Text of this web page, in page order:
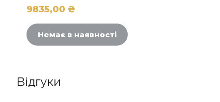
9835,00 ₴
Немає в наявності
Відгуки